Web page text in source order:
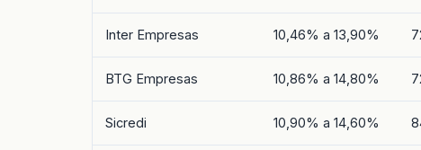
Inter Empresas 10,46% a 13,90%
BTG Empresas 10,86% a 14,80%
Sicredi 10,90% a 14,60%